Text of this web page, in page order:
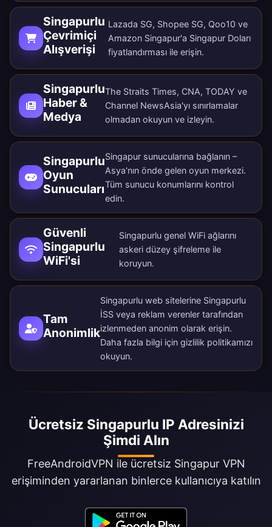
Singapurlu
Çevrimiçi
Alışverişi
Lazada SG, Shopee SG, Qoo10 ve
Amazon Singapur'a Singapur Doları
fiyatlandırması ile erişin.
Singapurlu
Haber &
Medya
The Straits Times, CNA, TODAY ve
Channel NewsAsia'yı sınırlamalar
olmadan okuyun ve izleyin.
Singapurlu
Oyun
Sunucuları
Singapur sunucularına bağlanın –
Asya'nın önde gelen oyun merkezi.
Tüm sunucu konumlarını kontrol
edin.
Güvenli
Singapurlu
WiFi'si
Singapurlu genel WiFi ağlarını
askeri düzey şifreleme ile
koruyun.
Tam
Anonimlik
Singapurlu web sitelerine Singapurlu
İSS veya reklam verenler tarafından
izlenmeden anonim olarak erişin.
Daha fazla bilgi için gizlilik politikamızı
okuyun.
Ücretsiz Singapurlu IP Adresinizi
Şimdi Alın
FreeAndroidVPN ile ücretsiz Singapur VPN
erişiminden yararlanan binlerce kullanıcıya katılın